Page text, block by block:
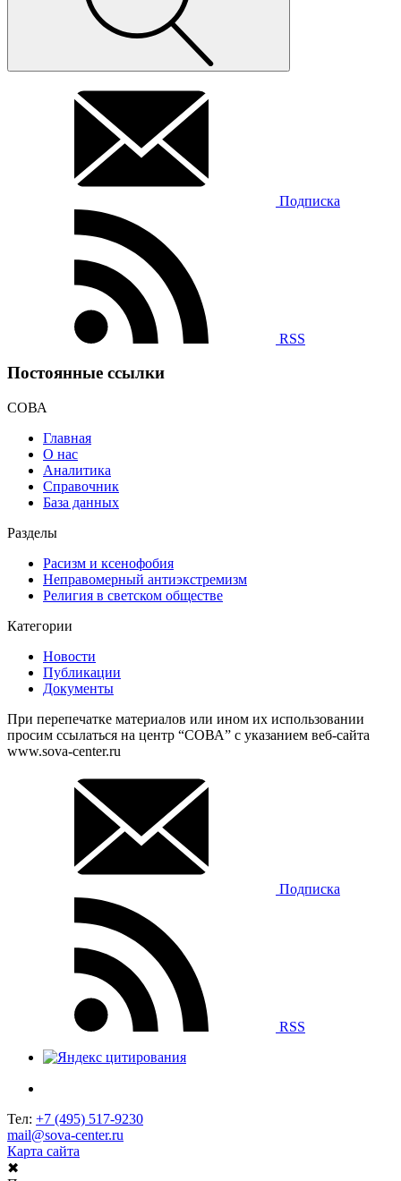
Подписка
RSS
Постоянные ссылки
СОВА
Главная
О нас
Аналитика
Справочник
База данных
Разделы
Расизм и ксенофобия
Неправомерный антиэкстремизм
Религия в светском обществе
Категории
Новости
Публикации
Документы
При перепечатке материалов или ином их использовании
просим ссылаться на центр “СОВА” с указанием веб-сайта
www.sova-center.ru
Подписка
RSS
Тел: +7 (495) 517-9230
mail@sova-center.ru
Карта сайта
✖